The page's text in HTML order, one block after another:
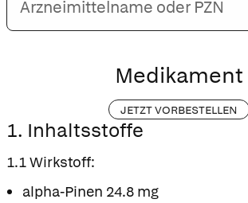
oder
PZN
Medikament
JETZT VORBESTELLEN
1. Inhaltsstoffe
1.1 Wirkstoff:
alpha-Pinen 24.8 mg